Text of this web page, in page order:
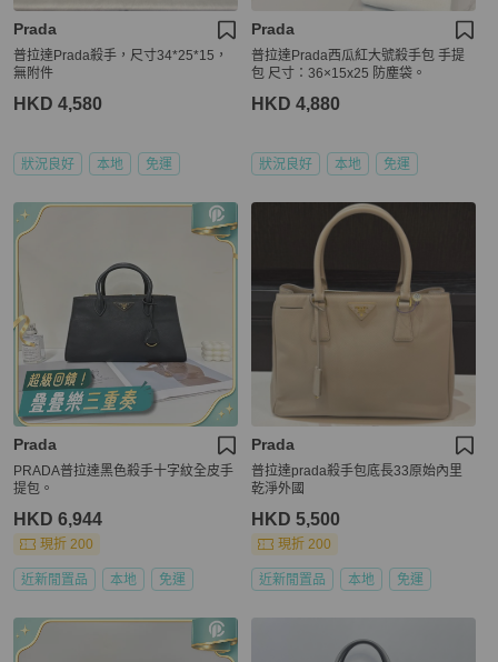
Prada
普拉達Prada殺手，尺寸34*25*15，
無附件
HKD 4,580
狀況良好 本地 免運
Prada
普拉達Prada西瓜紅大號殺手包 手提
包 尺寸：36×15x25 防塵袋。
HKD 4,880
狀況良好 本地 免運
Prada
PRADA普拉達黑色殺手十字紋全皮手
提包。
HKD 6,944
現折 200
近新閒置品 本地 免運
Prada
普拉達prada殺手包底長33原始內里
乾淨外國
HKD 5,500
現折 200
近新閒置品 本地 免運